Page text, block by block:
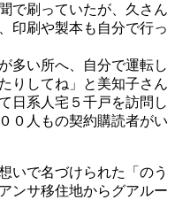
で刷っていたが、久さん
印刷や製本も自分で行っ
多い所へ、自分で運転し
りしてね」と美知子さん
日系人宅５千戸を訪問し
０人もの契約購読者がい
いで名づけられた「のう
ンサ移住地からグアルー